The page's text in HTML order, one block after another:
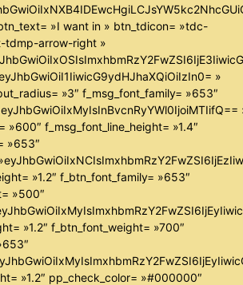
»I want in » btn_tdicon= »tdc-
arrow-right »
»
»3″ f_msg_font_family= »653″
»600″ f_msg_font_line_height= »1.4″
»653″
»1.2″ f_btn_font_family= »653″
»500″
»1.2″ f_btn_font_weight= »700″
»1.2″ pp_check_color= »#000000″